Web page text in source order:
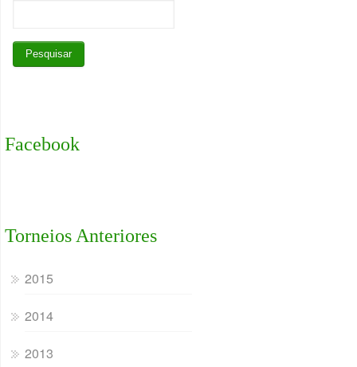
Facebook
Torneios Anteriores
2015
2014
2013